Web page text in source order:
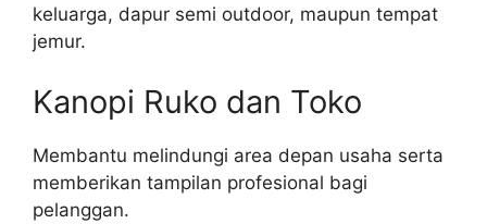
keluarga, dapur semi outdoor, maupun tempat
jemur.
Kanopi Ruko dan Toko
Membantu melindungi area depan usaha serta
memberikan tampilan profesional bagi
pelanggan.